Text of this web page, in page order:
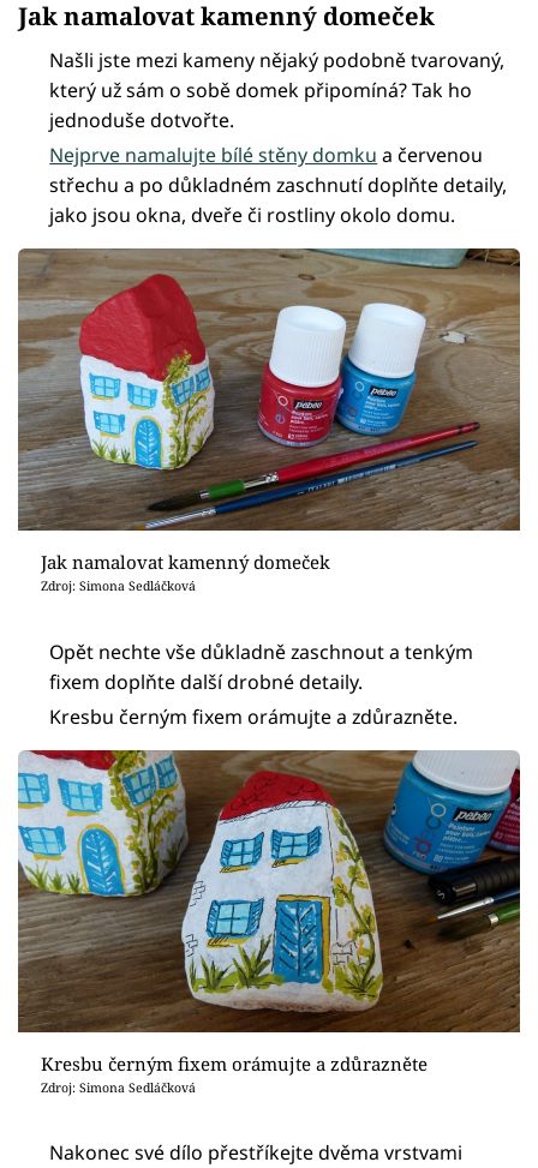
Jak namalovat kamenný domeček
Našli jste mezi kameny nějaký podobně tvarovaný,
který už sám o sobě domek připomíná? Tak ho
jednoduše dotvořte.
Nejprve namalujte bílé stěny domku a červenou
střechu a po důkladném zaschnutí doplňte detaily,
jako jsou okna, dveře či rostliny okolo domu.
Jak namalovat kamenný domeček
Zdroj: Simona Sedláčková
Opět nechte vše důkladně zaschnout a tenkým
fixem doplňte další drobné detaily.
Kresbu černým fixem orámujte a zdůrazněte.
Kresbu černým fixem orámujte a zdůrazněte
Zdroj: Simona Sedláčková
Nakonec své dílo přestříkejte dvěma vrstvami